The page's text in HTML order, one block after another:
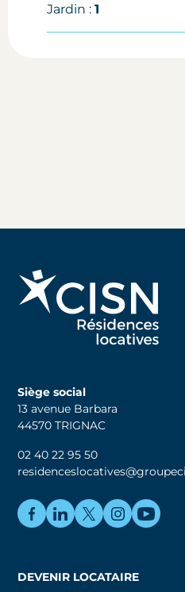
Jardin :1
Siège social
13 avenue Barbara
44570 TRIGNAC
02 40 22 95 50
DEVENIR LOCATAIRE